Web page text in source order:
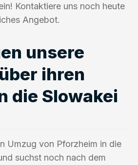
Kontaktiere uns noch heute
Angebot.
unsere
ihren
die Slowakei
Umzug von Pforzheim in die
suchst noch nach dem